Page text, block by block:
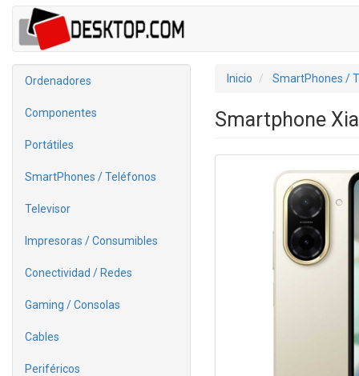
Ordenadores
Componentes
Portátiles
SmartPhones / Teléfonos
Televisor
Impresoras / Consumibles
Conectividad / Redes
Gaming / Consolas
Cables
Periféricos
Inicio SmartPhones /
Smartphone